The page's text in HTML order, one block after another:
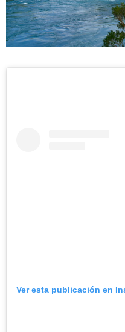
Ver esta publicación en